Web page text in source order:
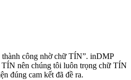
công nhờ chữ TÍN”. inDMP
nên chúng tôi luôn trọng chữ TÍN
đúng cam kết đã đề ra.